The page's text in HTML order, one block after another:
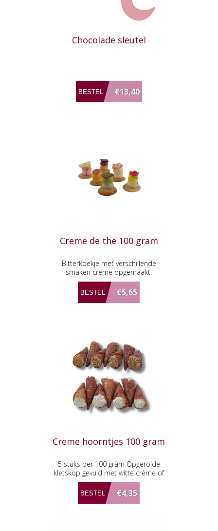
Chocolade sleutel
€13,40
Creme de the 100 gram
Bitterkoekje met verschillende
smaken crème opgemaakt.
€5,65
Creme hoorntjes 100 gram
5 stuks per 100 gram Opgerolde
kletskop gevuld met witte crème of
mokka crème
€4,35